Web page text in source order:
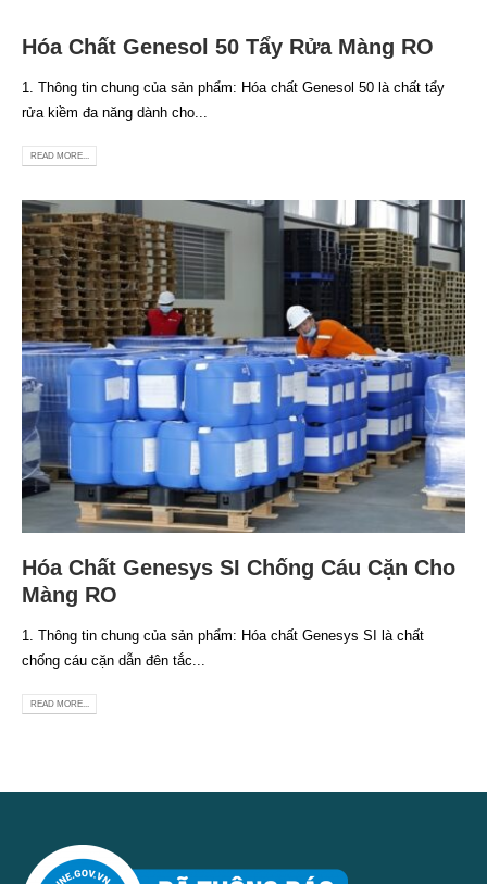
Hóa Chất Genesol 50 Tẩy Rửa Màng RO
1. Thông tin chung của sản phẩm: Hóa chất Genesol 50 là chất tẩy
rửa kiềm đa năng dành cho...
READ MORE...
Hóa Chất Genesys SI Chống Cáu Cặn Cho
Màng RO
1. Thông tin chung của sản phẩm: Hóa chất Genesys SI là chất
chống cáu cặn dẫn đên tắc...
READ MORE...